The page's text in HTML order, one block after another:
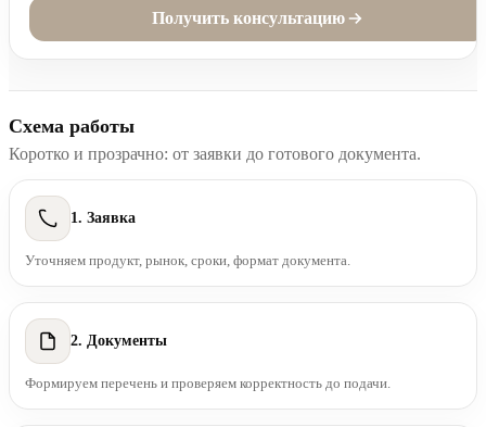
Получить консультацию
Схема работы
Коротко и прозрачно: от заявки до готового документа.
1. Заявка
Уточняем продукт, рынок, сроки, формат документа.
2. Документы
Формируем перечень и проверяем корректность до подачи.